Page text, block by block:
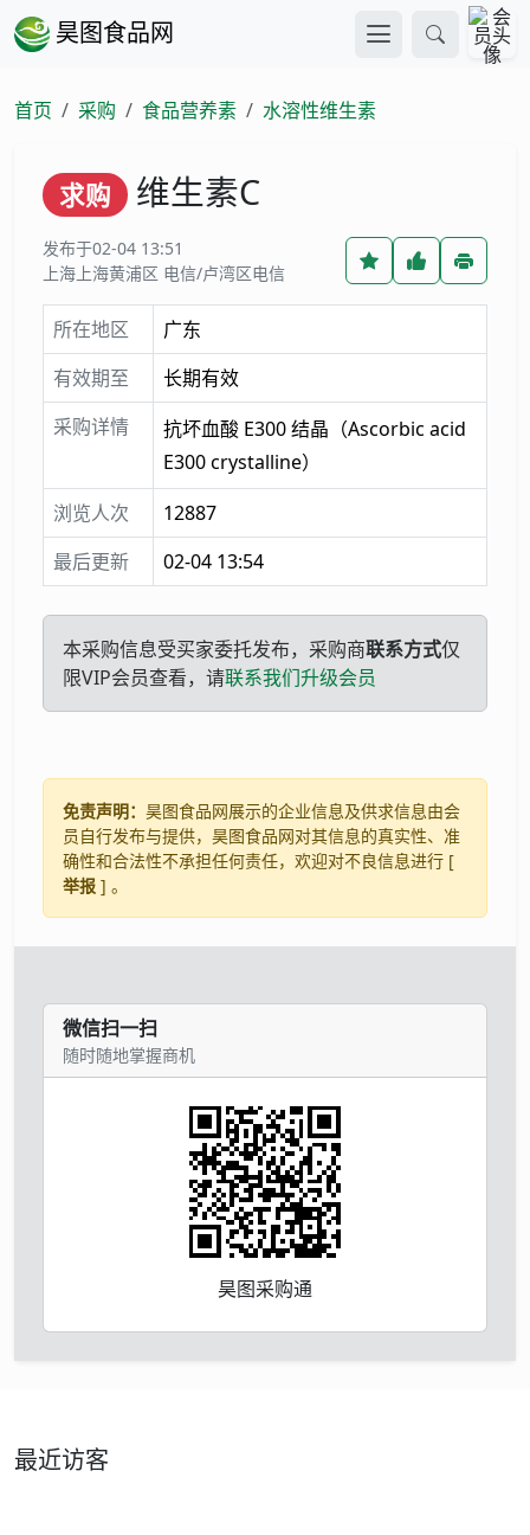
昊图食品网
首页 采购 食品营养素 水溶性维生素
求购 维生素C
发布于02-04 13:51
上海上海黄浦区 电信/卢湾区电信
所在地区
广东
有效期至
长期有效
采购详情
抗坏血酸 E300 结晶（Ascorbic acid
E300 crystalline）
浏览人次
12887
最后更新
02-04 13:54
本采购信息受买家委托发布，采购商联系方式仅
限VIP会员查看，请联系我们升级会员
免责声明： 昊图食品网展示的企业信息及供求信息由会
员自行发布与提供，昊图食品网对其信息的真实性、准
确性和合法性不承担任何责任，欢迎对不良信息进行 [
举报 ] 。
微信扫一扫
随时随地掌握商机
昊图采购通
最近访客